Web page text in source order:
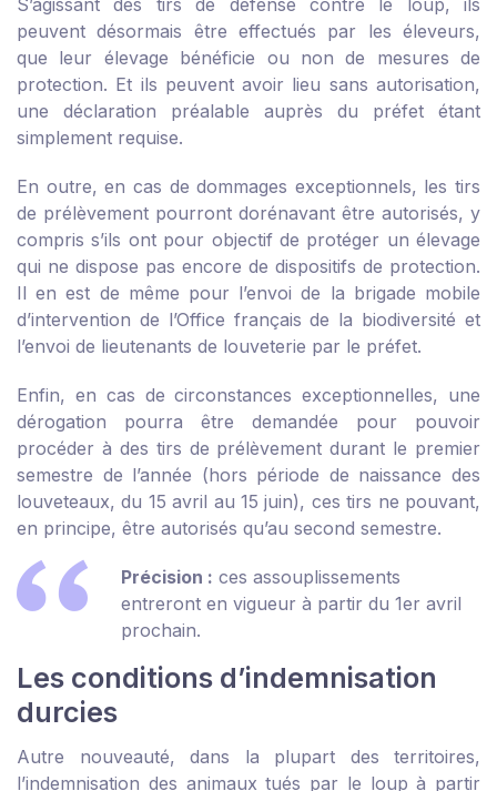
S’agissant des tirs de défense contre le loup, ils
peuvent désormais être effectués par les éleveurs,
que leur élevage bénéficie ou non de mesures de
protection. Et ils peuvent avoir lieu sans autorisation,
une déclaration préalable auprès du préfet étant
simplement requise.
En outre, en cas de dommages exceptionnels, les tirs
de prélèvement pourront dorénavant être autorisés, y
compris s’ils ont pour objectif de protéger un élevage
qui ne dispose pas encore de dispositifs de protection.
Il en est de même pour l’envoi de la brigade mobile
d’intervention de l’Office français de la biodiversité et
l’envoi de lieutenants de louveterie par le préfet.
Enfin, en cas de circonstances exceptionnelles, une
dérogation pourra être demandée pour pouvoir
procéder à des tirs de prélèvement durant le premier
semestre de l’année (hors période de naissance des
louveteaux, du 15 avril au 15 juin), ces tirs ne pouvant,
en principe, être autorisés qu’au second semestre.
Précision : ces assouplissements
entreront en vigueur à partir du 1er avril
prochain.
Les conditions d’indemnisation
durcies
Autre nouveauté, dans la plupart des territoires,
l’indemnisation des animaux tués par le loup à partir